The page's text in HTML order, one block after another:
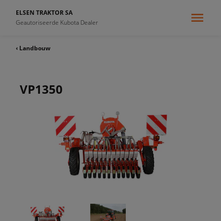
ELSEN TRAKTOR SA
Geautoriseerde Kubota Dealer
‹ Landbouw
VP1350